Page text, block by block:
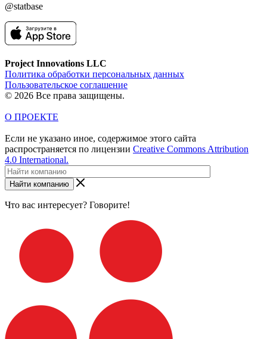
@statbase
Project Innovations LLC
Политика обработки персональных данных
Пользовательское соглашение
© 2026 Все права защищены.
О ПРОЕКТЕ
Если не указано иное, содержимое этого сайта
распространяется по лицензии Creative Commons Attribution
4.0 International.
Найти компанию
Что вас интересует? Говорите!